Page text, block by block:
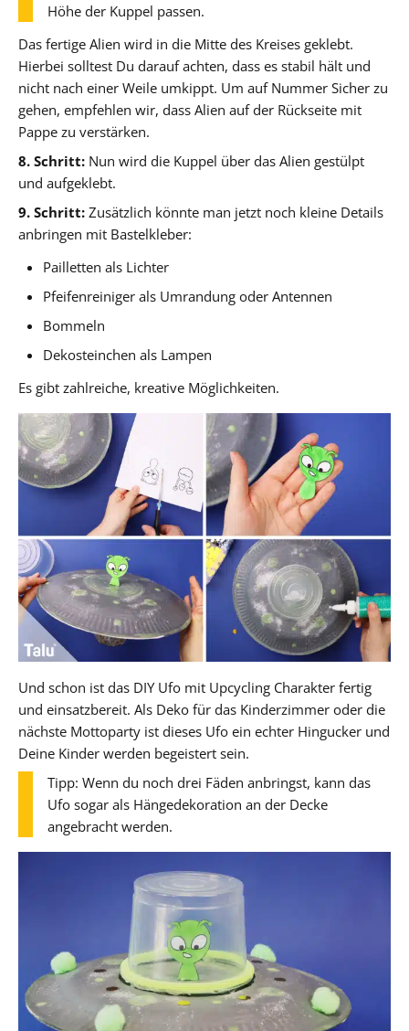
Höhe der Kuppel passen.
Das fertige Alien wird in die Mitte des Kreises geklebt.
Hierbei solltest Du darauf achten, dass es stabil hält und
nicht nach einer Weile umkippt. Um auf Nummer Sicher zu
gehen, empfehlen wir, dass Alien auf der Rückseite mit
Pappe zu verstärken.
8. Schritt: Nun wird die Kuppel über das Alien gestülpt
und aufgeklebt.
9. Schritt: Zusätzlich könnte man jetzt noch kleine Details
anbringen mit Bastelkleber:
Pailletten als Lichter
Pfeifenreiniger als Umrandung oder Antennen
Bommeln
Dekosteinchen als Lampen
Es gibt zahlreiche, kreative Möglichkeiten.
Und schon ist das DIY Ufo mit Upcycling Charakter fertig
und einsatzbereit. Als Deko für das Kinderzimmer oder die
nächste Mottoparty ist dieses Ufo ein echter Hingucker und
Deine Kinder werden begeistert sein.
Tipp: Wenn du noch drei Fäden anbringst, kann das
Ufo sogar als Hängedekoration an der Decke
angebracht werden.